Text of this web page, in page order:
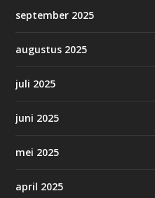
september 2025
augustus 2025
juli 2025
juni 2025
mei 2025
april 2025